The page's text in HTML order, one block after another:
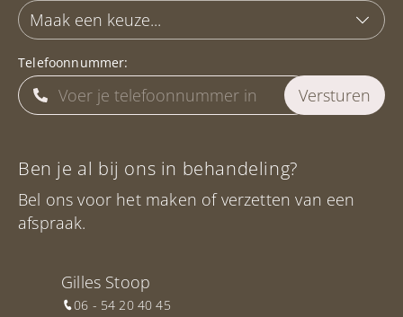
Telefoonnummer:
Ben je al bij ons in behandeling?
Bel ons voor het maken of verzetten van een
afspraak.
Gilles Stoop
06 - 54 20 40 45